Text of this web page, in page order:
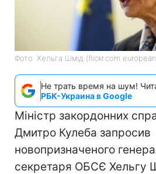
Фото: Хельга Шмід (flickr.com
Не трать время на шум!
РБК-Украина в Google
Міністр закордонних
Дмитро Кулеба запросив
новопризначеного
секретаря ОБСЄ Хельгу